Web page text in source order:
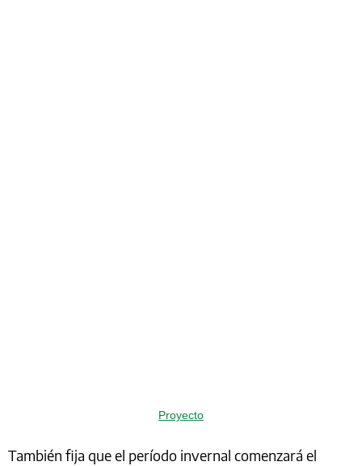
Proyecto
También fija que el período invernal comenzará el